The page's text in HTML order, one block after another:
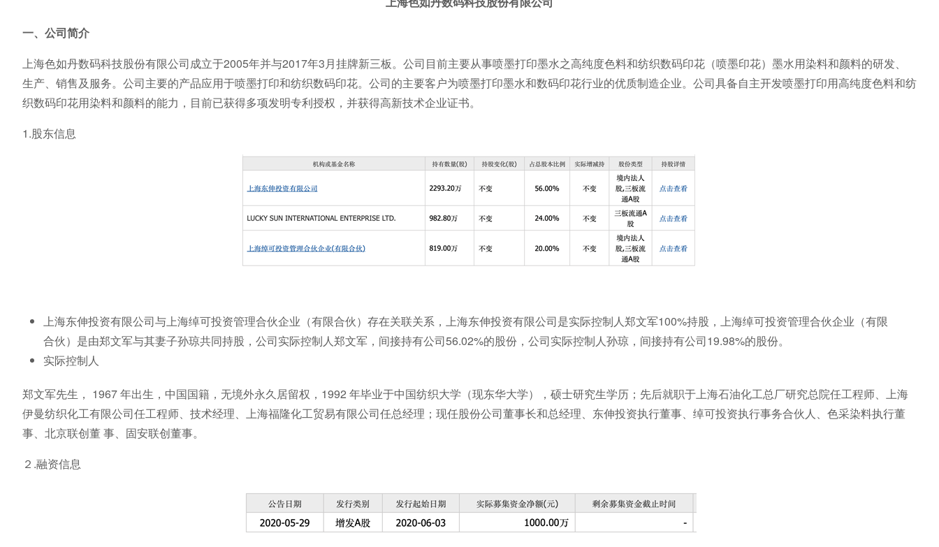
一、公司简介
上海色如丹数码科技股份有限公司成立于2005年并与2017年3月挂牌新三板。公司目前主要从事喷墨打印墨水之高纯度色料和纺织数码印花（喷墨印花）墨水用染料和颜料的研发、
生产、销售及服务。公司主要的产品应用于喷墨打印和纺织数码印花。公司的主要客户为喷墨打印墨水和数码印花行业的优质制造企业。公司具备自主开发喷墨打印用高纯度色料和纺
织数码印花用染料和颜料的能力，目前已获得多项发明专利授权，并获得高新技术企业证书。
1.股东信息
上海东伸投资有限公司与上海绰可投资管理合伙企业（有限合伙）存在关联关系，上海东伸投资有限公司是实际控制人郑文军100%持股，上海绰可投资管理合伙企业（有限
合伙）是由郑文军与其妻子孙琼共同持股，公司实际控制人郑文军，间接持有公司56.02%的股份，公司实际控制人孙琼，间接持有公司19.98%的股份。
实际控制人
郑文军先生， 1967 年出生，中国国籍，无境外永久居留权，1992 年毕业于中国纺织大学（现东华大学），硕士研究生学历；先后就职于上海石油化工总厂研究总院任工程师、上海
伊曼纺织化工有限公司任工程师、技术经理、上海福隆化工贸易有限公司任总经理；现任股份公司董事长和总经理、东伸投资执行董事、绰可投资执行事务合伙人、色采染料执行董
事、北京联创董 事、固安联创董事。
２.融资信息